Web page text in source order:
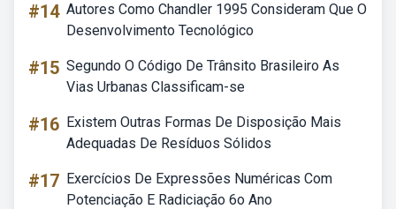
#14 Autores Como Chandler 1995 Consideram Que O
Desenvolvimento Tecnológico
#15 Segundo O Código De Trânsito Brasileiro As
Vias Urbanas Classificam-se
#16 Existem Outras Formas De Disposição Mais
Adequadas De Resíduos Sólidos
#17 Exercícios De Expressões Numéricas Com
Potenciação E Radiciação 6o Ano